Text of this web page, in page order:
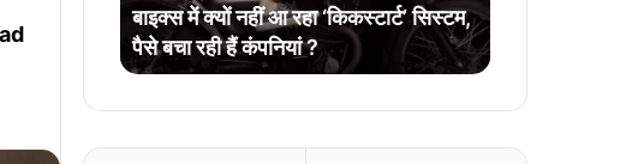
हा
‘
स्टा
बाइक्स में क्यों नहीं आ रहा ‘किकस्टार्ट’ सिस्टम,
पैसे बचा रही हैं कंपनियां ?